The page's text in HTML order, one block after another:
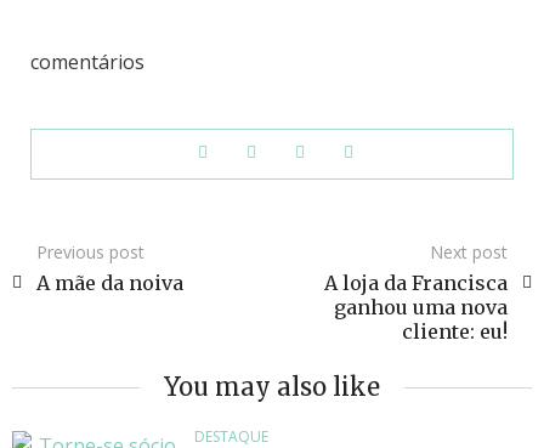
comentários
Previous post
A mãe da noiva
Next post
A loja da Francisca
ganhou uma nova
cliente: eu!
You may also like
DESTAQUE